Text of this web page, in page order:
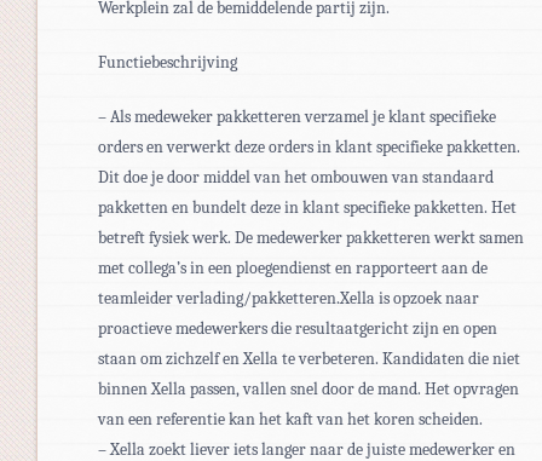
Werkplein zal de bemiddelende partij zijn.
Functiebeschrijving
– Als medeweker pakketteren verzamel je klant specifieke
orders en verwerkt deze orders in klant specifieke pakketten.
Dit doe je door middel van het ombouwen van standaard
pakketten en bundelt deze in klant specifieke pakketten. Het
betreft fysiek werk. De medewerker pakketteren werkt samen
met collega’s in een ploegendienst en rapporteert aan de
teamleider verlading/pakketteren.Xella is opzoek naar
proactieve medewerkers die resultaatgericht zijn en open
staan om zichzelf en Xella te verbeteren. Kandidaten die niet
binnen Xella passen, vallen snel door de mand. Het opvragen
van een referentie kan het kaft van het koren scheiden.
– Xella zoekt liever iets langer naar de juiste medewerker en